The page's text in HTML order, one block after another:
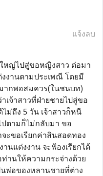
แจ้งลบ
หญ่ไปสูุ่ขอหญิงสาว ต่อมา
งานตามประเพณี โดยมี
ากพอสมควร(ในชนบท)
เจ้าสาวที่ฝ่ายชายไปสู่ขอ
ม่ถึง 5 วัน เจ้าสาวก็หนี
ปตามก็ไม่กลับมา ขอ
ะขอเรียกค่าสินสอดทอง
นแต่งงาน จะฟ้องเรียกได้
านให้ความกระจ่างด้วย
พ่อของหลานชายที่ต่าง